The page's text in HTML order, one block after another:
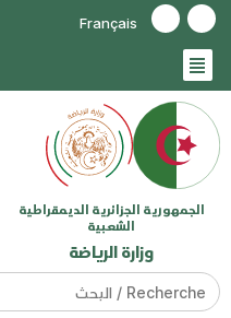
Français
الجمهورية الجزائرية الديمقراطية
الشعبية
وزارة الرياضة
Search
for: